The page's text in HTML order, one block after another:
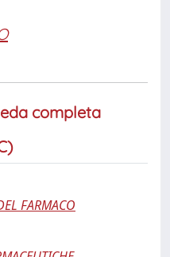
completa
FARMACO